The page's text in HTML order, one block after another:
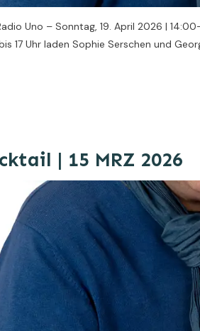
Uno – Sonntag, 19. April 2026 |
17 Uhr laden Sophie Serschen und
| 15 MRZ 2026